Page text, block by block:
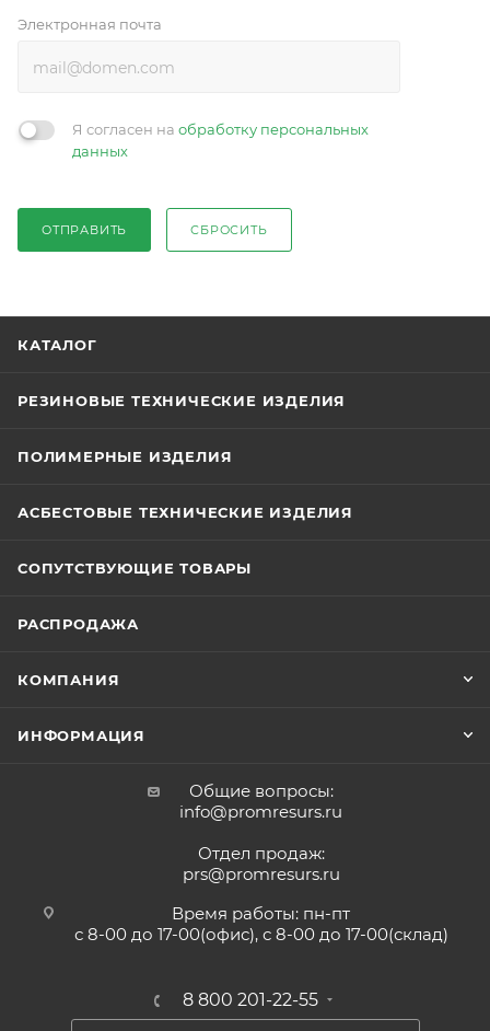
Электронная почта
Я согласен на обработку персональных
данных
ОТПРАВИТЬ СБРОСИТЬ
КАТАЛОГ
РЕЗИНОВЫЕ ТЕХНИЧЕСКИЕ ИЗДЕЛИЯ
ПОЛИМЕРНЫЕ ИЗДЕЛИЯ
АСБЕСТОВЫЕ ТЕХНИЧЕСКИЕ ИЗДЕЛИЯ
СОПУТСТВУЮЩИЕ ТОВАРЫ
РАСПРОДАЖА
КОМПАНИЯ
ИНФОРМАЦИЯ
Общие вопросы:
info@promresurs.ru
Отдел продаж:
prs@promresurs.ru
Время работы: пн-пт
с 8-00 до 17-00(офис), с 8-00 до 17-00(склад)
8 800 201-22-55